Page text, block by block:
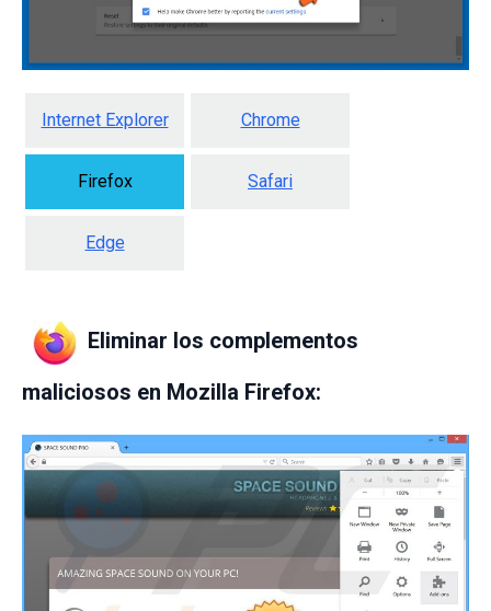
Internet Explorer Chrome
Firefox Safari
Edge
Eliminar los complementos
maliciosos en Mozilla Firefox: